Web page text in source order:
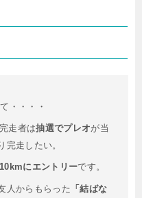
・・・・
走者は抽選でプレオが当
完走したい。
10kmにエントリーです。
人からもらった 「結ばな